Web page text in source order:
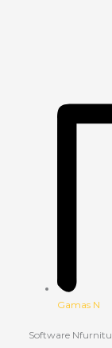
Gamas N
Software